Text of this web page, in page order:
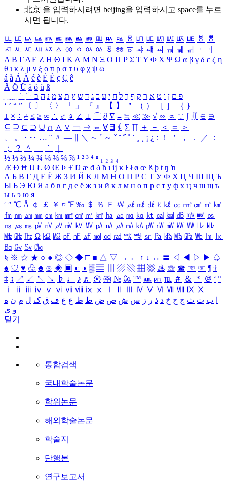
北京 을 입력하시려면 beijing을 입력하시고 space를 누르
시면 됩니다.
ㅥ ㅦ ㅧ ㅨ ㅩ ㅪ ㅫ ㅬ ㅭ ㅮ ㅯ ㅰ ㅱ ㅲ ㅳ ㅴ ㅵ ㅶ ㅷ ㅸ
ㅹ
ㅺ ㅻ ㅼ ㅽ ㅾ ㅿ ㆀ ㆁ ㆂ ㆃ ㆄ ㆅ ㆆ ㆇ ㆈ ㆉ ㆊ ㆋ ㆌ ㆍ
ㆎ
Α Β ΓΔ Ε Ζ Η Θ Ι ΚΛ Μ Ν Ξ Ο Π Ρ Σ ΤΥ Φ Χ Ψ Ω α β γ δ ε ζ η
θ ι κ λ μ ν ξ ο π ρ σ τ υ φ χ ψ ω
á à Á À é è É È ç Ç ê
Ä Ö Ü ä ö ü ß
ִֶֹ ֻּ ׁׂ פ ם ן ו ט א ר ק ף ך ל ח י ע כ ג ד ש ץ ת צ מ נ ה ב
‘ ’ “ ” 〔 〕 〈 〉 「 」 『 』 【 】 ＂ （ ） ［ ］ ｛ ｝
± × ÷ ≠ ≤ ≥ ∞ ∴ ♂ ♀ ∠ ⊥ ⌒ ∂ ∇ ≡ ≒ ≪ ≫ √ ∽ ∝ ∵ ∫ ∬ ∈ ∋
⊆ ⊇ ⊂ ⊃ ∪ ∩ ∧ ∨ ￢ ⇒ ⇔ ∀ ∃ ∮ ∑ ∏ ＋ － ＜ ＝
＞
、
。 · ‥ … ¨ 〃 ― ＼ ∼ ´ ～ ˇ ˘ ˝ ˚ ˙ ¸ ¡ ¿ ː ！ ＇ ， ． ／
：
；
？ ＾ ｀
½ ⅓ ⅔ ¼ ¾ ⅛ ⅜ ⅝ ⅞ ¹ ² ³ ⁴ ⁿ ₁ ₂ ₃ ₄
Æ Ð Ħ Ĳ Ł Ø Œ Þ Ŧ Ŋ æ đ ð ħ ı ĳ ĸ ŀ ł ø œ ß þ ŧ ŋ ŉ
А Б В Г Д Е Ё Ж З И Й К Л М Н О П Р С Т У Ф Х Ц Ч Ш Щ Ъ
Ы Ь Э Ю Я а б в г д е ё ж з и й к л м н о п р с т у ф х ц ч ш щ ъ
ы ь э ю я
′ ″ ℃ Å ￠ ￡ ￥ ¤ ℉ ‰ ＄ ％ Ｆ ￦ ㎕ ㎖ ㎗ ℓ ㎘ ㏄ ㎣ ㎤ ㎥ ㎦
㎙ ㎚ ㎛ ㎜ ㎝ ㎞ ㎟ ㎠ ㎡ ㎢ ㏊ ㎍ ㎎ ㎏ ㏏ ㎈ ㎉ ㏈ ㎧ ㎨ ㎰
㎱ ㎲ ㎳ ㎴ ㎵ ㎶ ㎷ ㎸ ㎹ ㎀ ㎁ ㎂ ㎃ ㎄ ㎺ ㎻ ㎽ ㎾ ㎿ ㎐ ㎑
㎒ ㎓ ㎔ Ω ㏀ ㏁ ㎊ ㎋ ㎌ ㏖ ㏅ ㎭ ㎮ ㎯ ㏛ ㎩ ㎪ ㎫ ㎬ ㏝ ㏐
㏓
㏃ ㏉ ㏜ ㏆
§ ※ ☆ ★ ○ ● ◎ ◇ ◆ □ ■ △ ▽ → ← ↑ ↓ ↔ 〓 ◁ ◀ ▷ ▶ ♤
♠ ♡ ♥ ♧ ♣ ⊙ ◈ ▣ ◐ ◑ ▒ ▤ ▨ ▧ ▦ ▩ ♨ ☏ ☎ ☜ ☞ ¶ †
‡ ↕ ↗ ↙ ↖ ↘ ♭ ♩ ♪ ♬ ㉿ ㈜ № ㏇ ™ ㏂ ㏘ ℡ ＃ ＆ ＊ ＠ ª º
ⅰ
ⅱ ⅲ ⅳ ⅴ ⅵ ⅶ ⅷ ⅸ ⅹ Ⅳ Ⅴ Ⅵ Ⅶ Ⅷ Ⅸ Ⅹ
ب ت ث ج ح خ د ذ ر ز س ش ص ض ط ظ ع غ ف ق ک ل م ن ه
و ی
닫기
통합검색
국내학술논문
학위논문
해외학술논문
학술지
단행본
연구보고서